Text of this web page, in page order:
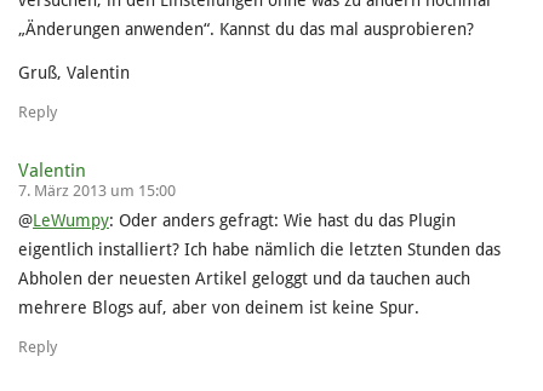
„Änderungen anwenden“. Kannst du das mal ausprobieren?
Gruß, Valentin
Reply
Valentin
7. März 2013 um 15:00
@LeWumpy: Oder anders gefragt: Wie hast du das Plugin
eigentlich installiert? Ich habe nämlich die letzten Stunden das
Abholen der neuesten Artikel geloggt und da tauchen auch
mehrere Blogs auf, aber von deinem ist keine Spur.
Reply